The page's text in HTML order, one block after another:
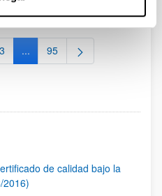
Página
3 ...Páginas intermedias Use TAB
Página
95
de calidad bajo la
2016)